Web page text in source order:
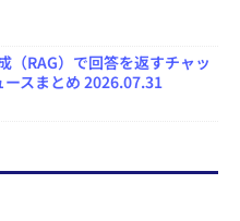
RAG）で回答を返すチャッ
ースまとめ 2026.07.31